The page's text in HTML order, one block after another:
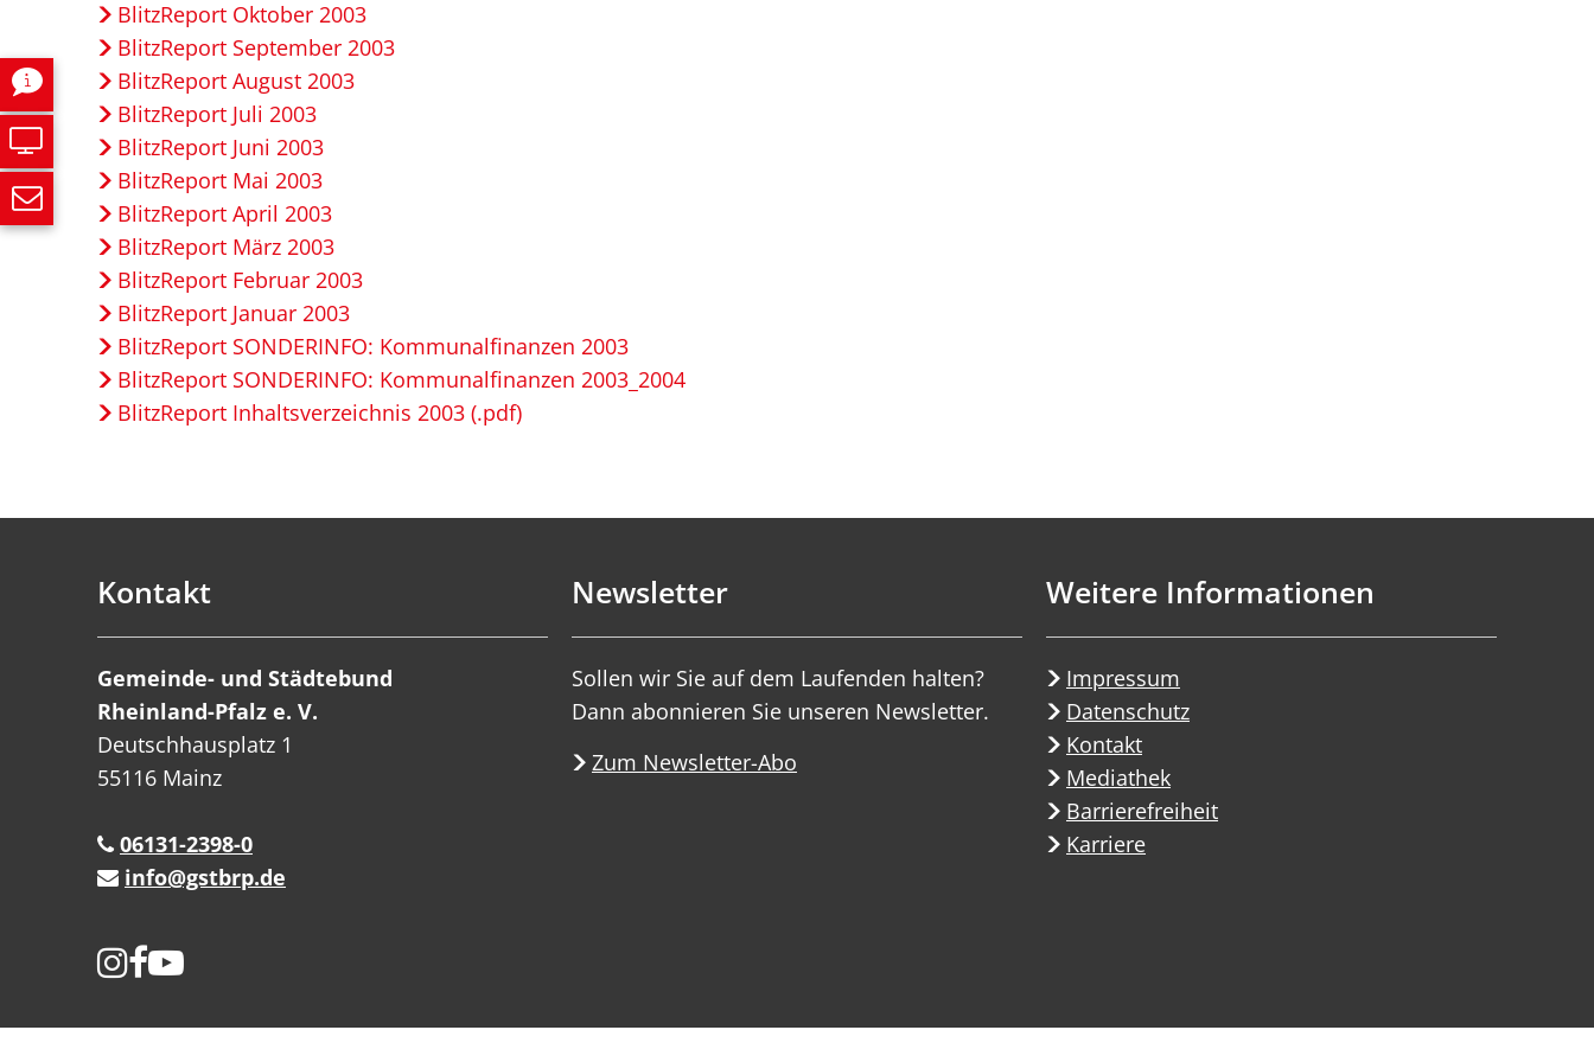
BlitzReport Oktober 2003
BlitzReport September 2003
BlitzReport August 2003
BlitzReport Juli 2003
BlitzReport Juni 2003
BlitzReport Mai 2003
BlitzReport April 2003
BlitzReport März 2003
BlitzReport Februar 2003
BlitzReport Januar 2003
BlitzReport SONDERINFO: Kommunalfinanzen 2003
BlitzReport SONDERINFO: Kommunalfinanzen 2003_2004
BlitzReport Inhaltsverzeichnis 2003 (.pdf)
Kontakt
Gemeinde- und Städtebund
Rheinland-Pfalz e. V.
Deutschhausplatz 1
55116 Mainz
06131-2398-0
info@gstbrp.de
Newsletter
Sollen wir Sie auf dem Laufenden halten?
Dann abonnieren Sie unseren Newsletter.
Zum Newsletter-Abo
Weitere Informationen
Impressum
Datenschutz
Kontakt
Mediathek
Barrierefreiheit
Karriere